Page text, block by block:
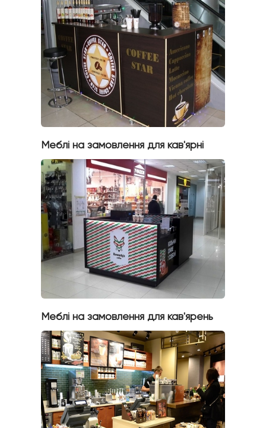
Меблі на замовлення для кав'ярні
Меблі на замовлення для кав'ярень